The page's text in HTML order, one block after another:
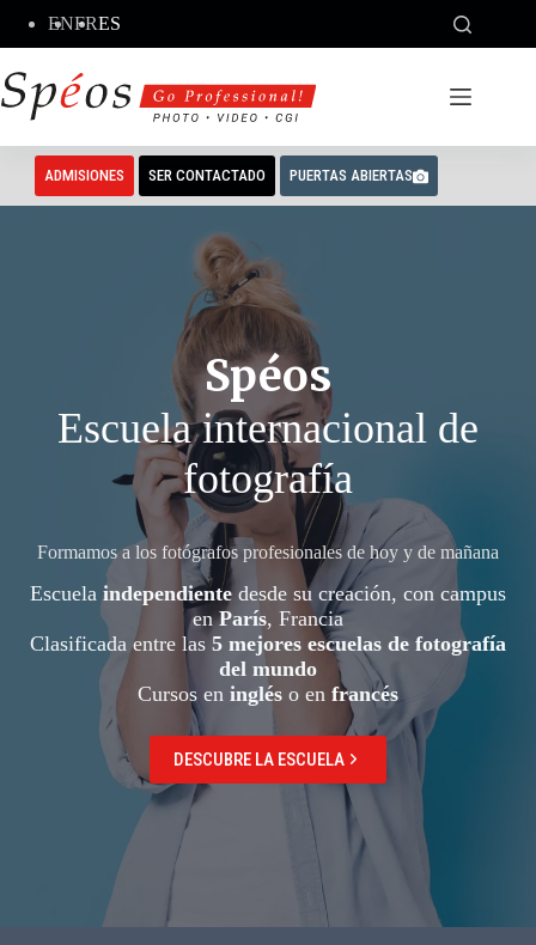
contenido
ENFRES
ADMISIONES SER CONTACTADO PUERTAS ABIERTAS
Spéos
Escuela internacional de
fotografía
Formamos a los fotógrafos profesionales de hoy y de mañana
Escuela independiente desde su creación, con campus
enParís, Francia
Clasificada entre las 5 mejores escuelas de fotografía
del mundo
Cursos en inglés o en francés
DESCUBRE LA ESCUELA